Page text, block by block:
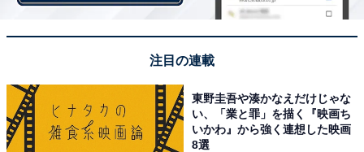
View this post on Instagram
注目の連載
東野圭吾や湊かなえだけじゃな
い、「業と罪」を描く『映画ち
いかわ』から強く連想した映画
8選